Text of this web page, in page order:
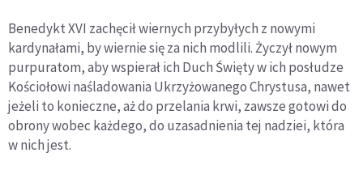
Benedykt XVI zachęcił wiernych przybyłych z nowymi
kardynałami, by wiernie się za nich modlili. Życzył nowym
purpuratom, aby wspierał ich Duch Święty w ich posłudze
Kościołowi naśladowania Ukrzyżowanego Chrystusa, nawet
jeżeli to konieczne, aż do przelania krwi, zawsze gotowi do
obrony wobec każdego, do uzasadnienia tej nadziei, która
w nich jest.